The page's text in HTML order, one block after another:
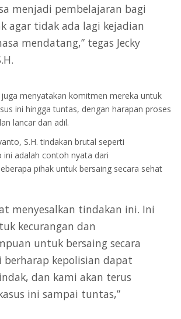
menjadi pembelajaran bagi
agar tidak ada lagi kejadian
mendatang,” tegas Jecky
menyatakan komitmen mereka untuk
ini hingga tuntas, dengan harapan proses
lancar dan adil.
S.H. tindakan brutal seperti
ini adalah contoh nyata dari
pihak untuk bersaing secara sehat
menyesalkan tindakan ini. Ini
kecurangan dan
untuk bersaing secara
berharap kepolisian dapat
dan kami akan terus
ini sampai tuntas,”